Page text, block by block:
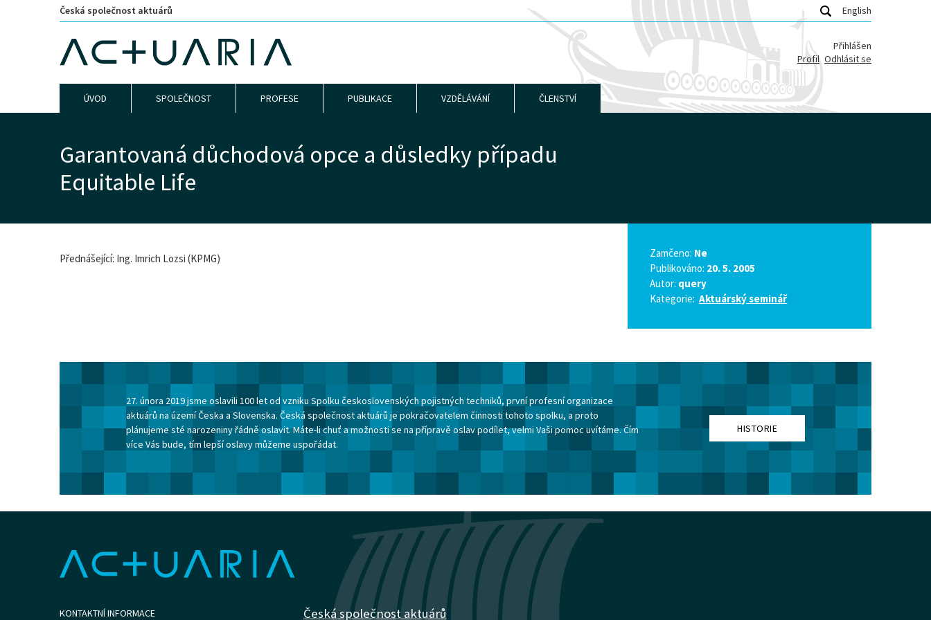
Česká společnost aktuárů English
Přihlášen
Profil Odhlásit se
ÚVOD SPOLEČNOST PROFESE PUBLIKACE VZDĚLÁVÁNÍ ČLENSTVÍ
Garantovaná důchodová opce a důsledky případu
Equitable Life
Přednášející: Ing. Imrich Lozsi (KPMG) Zamčeno: Ne
Publikováno: 20. 5. 2005
Autor: query
Kategorie:Aktuárský seminář
27. února 2019 jsme oslavili 100 let od vzniku Spolku československých pojistných techniků, první profesní organizace
aktuárů na území Česka a Slovenska. Česká společnost aktuárů je pokračovatelem činnosti tohoto spolku, a proto
plánujeme sté narozeniny řádně oslavit. Máte-li chuť a možnosti se na přípravě oslav podílet, velmi Vaši pomoc uvítáme. Čím
více Vás bude, tím lepší oslavy můžeme uspořádat.
HISTORIE
KONTAKTNÍ INFORMACE Česká společnost aktuárů